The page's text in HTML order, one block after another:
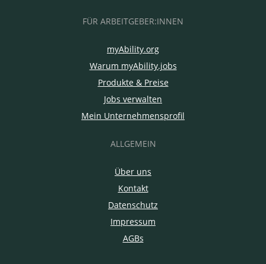
FÜR ARBEITGEBER:INNEN
myAbility.org
Warum myAbility.jobs
Produkte & Preise
Jobs verwalten
Mein Unternehmensprofil
ALLGEMEIN
Über uns
Kontakt
Datenschutz
Impressum
AGBs